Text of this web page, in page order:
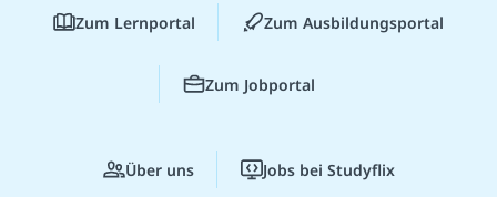
Zum Lernportal Zum Ausbildungsportal
Zum Jobportal
Über uns Jobs bei Studyflix